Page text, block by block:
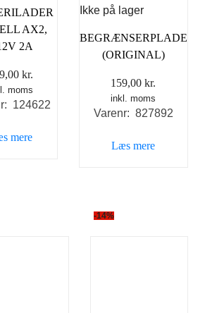
AX2,
2A
kr.
moms
124622
mere
Ikke på lager
BEGRÆNSERPLADE
(ORIGINAL)
159,00kr.
inkl. moms
Varenr: 827892
Læs mere
-14%